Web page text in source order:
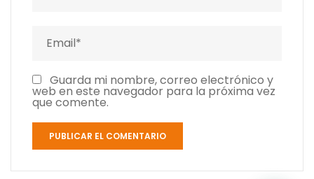
Guarda mi nombre, correo electrónico y
web en este navegador para la próxima vez
que comente.